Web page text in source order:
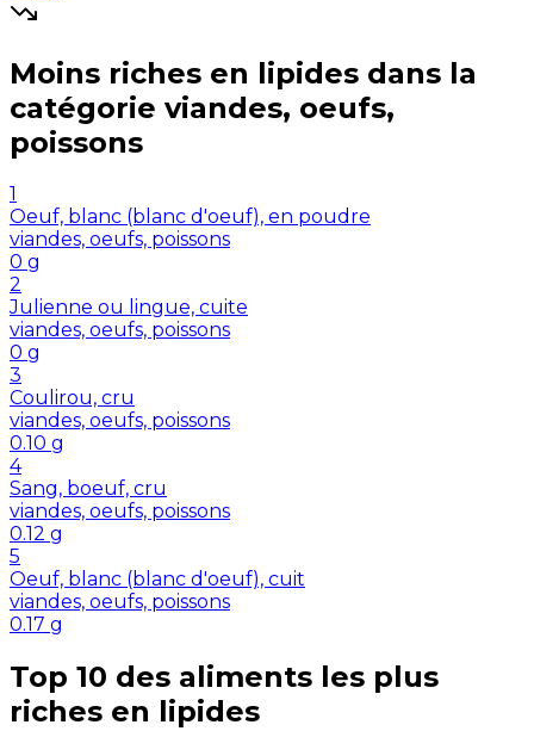
Moins riches en lipides dans la
catégorie viandes, oeufs,
poissons
1
Oeuf, blanc (blanc d'oeuf), en poudre
viandes, oeufs, poissons
0 g
2
Julienne ou lingue, cuite
viandes, oeufs, poissons
0 g
3
Coulirou, cru
viandes, oeufs, poissons
0.10 g
4
Sang, boeuf, cru
viandes, oeufs, poissons
0.12 g
5
Oeuf, blanc (blanc d'oeuf), cuit
viandes, oeufs, poissons
0.17 g
Top 10 des aliments les plus
riches en lipides